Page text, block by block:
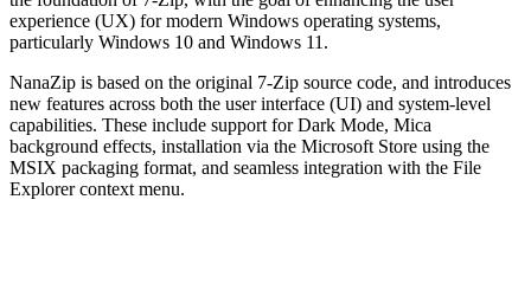
experience (UX) for modern Windows operating systems,
particularly Windows 10 and Windows 11.
NanaZip is based on the original 7-Zip source code, and introduces
new features across both the user interface (UI) and system-level
capabilities. These include support for Dark Mode, Mica
background effects, installation via the Microsoft Store using the
MSIX packaging format, and seamless integration with the File
Explorer context menu.